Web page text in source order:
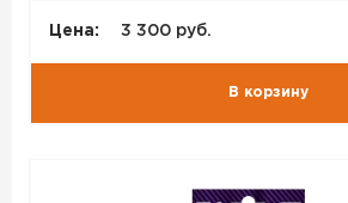
Цена: 3 300 руб.
В корзину